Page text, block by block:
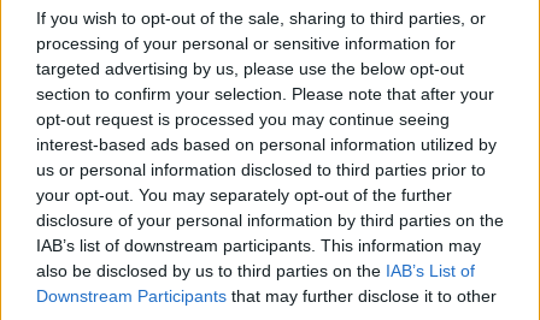
If you wish to opt-out of the sale, sharing to third parties, or
processing of your personal or sensitive information for
targeted advertising by us, please use the below opt-out
section to confirm your selection. Please note that after your
opt-out request is processed you may continue seeing
interest-based ads based on personal information utilized by
us or personal information disclosed to third parties prior to
your opt-out. You may separately opt-out of the further
disclosure of your personal information by third parties on the
IAB’s list of downstream participants. This information may
also be disclosed by us to third parties on the IAB’s List of
Downstream Participants that may further disclose it to other
En la decisión de cuál es el momento justo para
contratar un seguro de salud destinado a personas
mayoresinfluyen diferentes factores, como lo son el
estado de salud en el que se encuentra, las
necesidades médicas y las prioridades personales de
cada uno. Por lo general se establece que una
persona se encuentra en el tramo de su vida de
"persona mayor" o "adulto mayor" cuando alcanza la
edad de 65 años